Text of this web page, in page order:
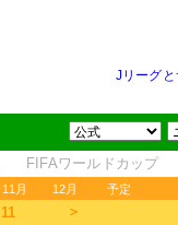
Jリーグ
FIFAワールドカップ
11月 12月 予定
11 ＞